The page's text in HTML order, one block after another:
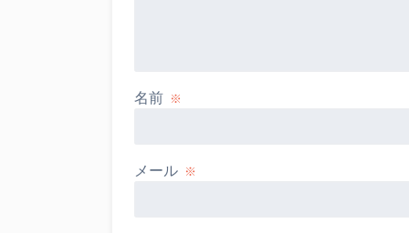
名前 ※
メール ※